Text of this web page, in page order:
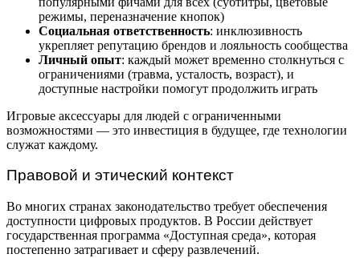
режимы, переназначение кнопок)
Социальная ответственность: инклюзивность
укрепляет репутацию брендов и лояльность сообщества
Личный опыт: каждый может временно столкнуться с
ограничениями (травма, усталость, возраст), и
доступные настройки помогут продолжить играть
Игровые аксессуары для людей с ограниченными
возможностями — это инвестиция в будущее, где технологии
служат каждому.
Правовой и этический контекст
Во многих странах законодательство требует обеспечения
доступности цифровых продуктов. В России действует
государственная программа «Доступная среда», которая
постепенно затрагивает и сферу развлечений.